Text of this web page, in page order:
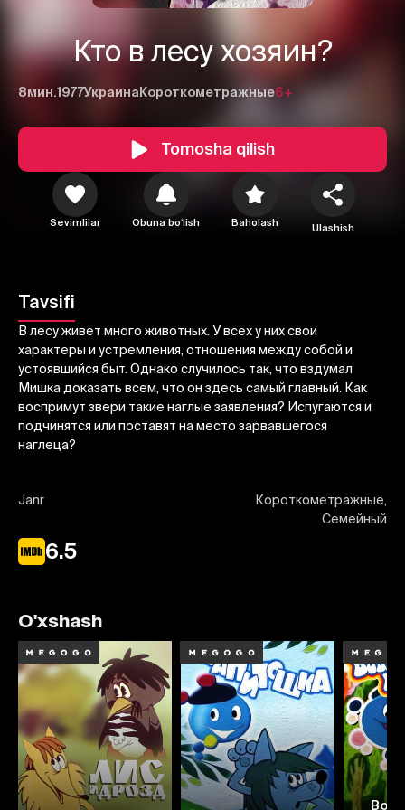
Кто в лесу хозяин?
8мин.1977Украина Короткометражные6+
Tomosha qilish
Sevimlilar Obuna boʻlish Baholash Ulashish
Tavsifi
В лесу живет много животных. У всех у них свои
характеры и устремления, отношения между собой и
устоявшийся быт. Однако случилось так, что вздумал
Мишка доказать всем, что он здесь самый главный. Как
воспримут звери такие наглые заявления? Испугаются и
подчинятся или поставят на место зарвавшегося
наглеца?
Janr
Короткометражные,
Семейный
6.5
1 2 3
O'xshash